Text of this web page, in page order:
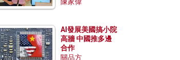
陳家偉
AI發展美國搞小院
高牆 中國推多邊
合作
關品方